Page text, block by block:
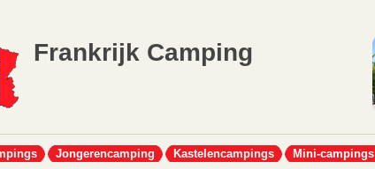
Frankrijk Camping
Jongerencamping Kastelencampings Mini-campings